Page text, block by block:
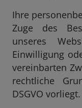
Ihre
Zuge des
unseres
Einwilligung
vereinbarten
rechtliche
DSGVO vorliegt.